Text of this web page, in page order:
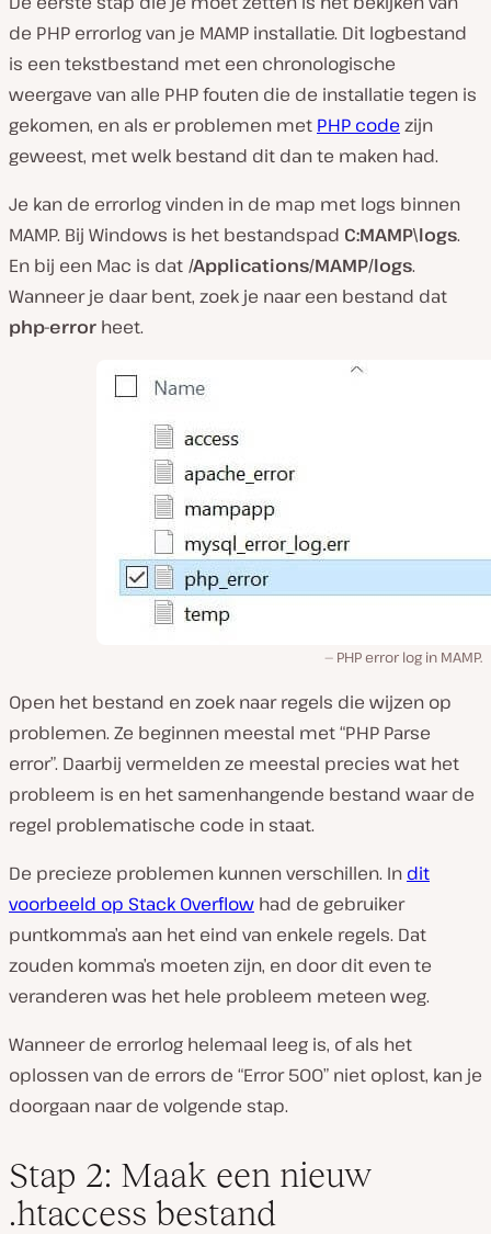
de PHP errorlog van je MAMP installatie. Dit logbestand
is een tekstbestand met een chronologische
weergave van alle PHP fouten die de installatie tegen is
gekomen, en als er problemen met PHP code zijn
geweest, met welk bestand dit dan te maken had.
Je kan de errorlog vinden in de map met logs binnen
MAMP. Bij Windows is het bestandspad C:MAMP\logs.
En bij een Mac is dat /Applications/MAMP/logs.
Wanneer je daar bent, zoek je naar een bestand dat
php-error heet.
PHP error log in MAMP.
Open het bestand en zoek naar regels die wijzen op
problemen. Ze beginnen meestal met “PHP Parse
error”. Daarbij vermelden ze meestal precies wat het
probleem is en het samenhangende bestand waar de
regel problematische code in staat.
De precieze problemen kunnen verschillen. In dit
voorbeeld op Stack Overflow had de gebruiker
puntkomma’s aan het eind van enkele regels. Dat
zouden komma’s moeten zijn, en door dit even te
veranderen was het hele probleem meteen weg.
Wanneer de errorlog helemaal leeg is, of als het
oplossen van de errors de “Error 500” niet oplost, kan je
doorgaan naar de volgende stap.
Stap 2: Maak een nieuw
.htaccess bestand